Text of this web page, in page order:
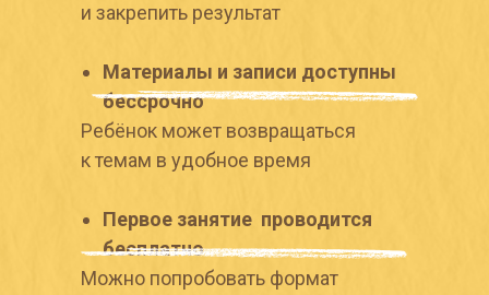
и закрепить результат
Материалы и записи доступны
бессрочно
Ребёнок может возвращаться
к темам в удобное время
Первое занятие проводится
бесплатно
Можно попробовать формат